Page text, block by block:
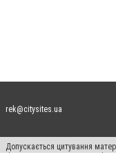
rek@citysites.ua
Допускається цитування
гіперпосилання на цитовані